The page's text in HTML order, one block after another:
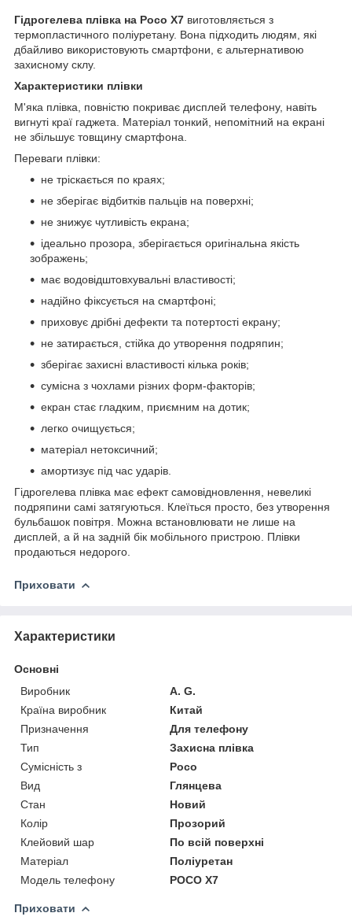
Гідрогелева плівка на Poco X7 виготовляється з
термопластичного поліуретану. Вона підходить людям, які
дбайливо використовують смартфони, є альтернативою
захисному склу.
Характеристики плівки
М'яка плівка, повністю покриває дисплей телефону, навіть
вигнуті краї гаджета. Матеріал тонкий, непомітний на екрані
не збільшує товщину смартфона.
Переваги плівки:
не тріскається по краях;
не зберігає відбитків пальців на поверхні;
не знижує чутливість екрана;
ідеально прозора, зберігається оригінальна якість
зображень;
має водовідштовхувальні властивості;
надійно фіксується на смартфоні;
приховує дрібні дефекти та потертості екрану;
не затирається, стійка до утворення подряпин;
зберігає захисні властивості кілька років;
сумісна з чохлами різних форм-факторів;
екран стає гладким, приємним на дотик;
легко очищується;
матеріал нетоксичний;
амортизує під час ударів.
Гідрогелева плівка має ефект самовідновлення, невеликі
подряпини самі затягуються. Клеїться просто, без утворення
бульбашок повітря. Можна встановлювати не лише на
дисплей, а й на задній бік мобільного пристрою. Плівки
продаються недорого.
Приховати
Характеристики
Основні
Виробник
A. G.
Країна виробник
Китай
Призначення
Для телефону
Тип
Захисна плівка
Сумісність з
Poco
Вид
Глянцева
Стан
Новий
Колір
Прозорий
Клейовий шар
По всій поверхні
Матеріал
Поліуретан
Модель телефону
POCO X7
Приховати